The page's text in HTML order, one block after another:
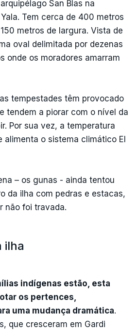
San Blas na
Tem cerca de 400 metros
metros de largura. Vista de
oval delimitada por dezenas
onde os moradores amarram
tempestades têm provocado
tendem a piorar com o nível da
Por sua vez, a temperatura
alimenta o sistema climático El
– os gunas - ainda tentou
da ilha com pedras e estacas,
não foi travada.
ilha
indígenas estão, esta
os pertences,
uma mudança dramática.
que cresceram em Gardi